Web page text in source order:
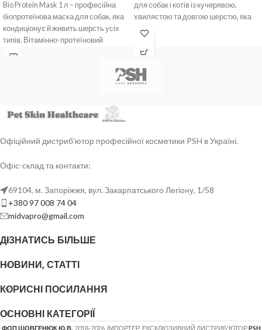
Bio Protein Mask 1 л – професійна
біопротеїнова маска для собак, яка
кондиціонує й живить шерсть усіх
типів. Вітамінно-протеїновий
комплекс підвищує об’єм і
щільнішою, пружною та блискучою.
підходить як крок 3 у протоколі
після будь-якого шампуню PSH.
для собак і котів із кучерявою,
хвилястою та довгою шерстю, яка
потребує додаткового об’єму.
кісточок, що зволожує та зміцнює
пружність і форму. Концентрат
(розведення від 1:4 та більше) у
Офіційний дистриб’ютор професійної косметики PSH в Україні.
Офіс-склад та контакти:
69104, м. Запоріжжя, вул. Закарпатського Легіону, 1/58
+380 97 008 74 04
midvapro@gmail.com
ДІЗНАТИСЬ БІЛЬШЕ
НОВИНИ, СТАТТІ
КОРИСНІ ПОСИЛАННЯ
ОСНОВНІ КАТЕГОРІЇ
ФОП ШОВГЕНЮК Ю.В. 2018-2026. ІМПОРТЕР, ЕКСКЛЮЗИВНИЙ ДИСТРИБ'ЮТОРPSH